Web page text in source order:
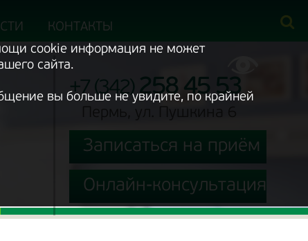
cookie информация не может
сайта.
вы больше не увидите, по крайней
КОНТАКТЫ
+7 (342)258 45 53
Записаться на приём
Онлайн-консультация